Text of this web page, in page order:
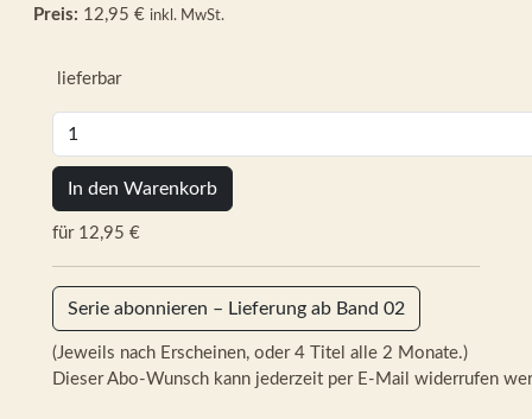
Preis: 12,95 € inkl. MwSt.
lieferbar
In den Warenkorb
für 12,95 €
Serie abonnieren – Lieferung ab Band 02
(Jeweils nach Erscheinen, oder 4 Titel alle 2 Monate.)
Dieser Abo-Wunsch kann jederzeit per E-Mail widerrufen